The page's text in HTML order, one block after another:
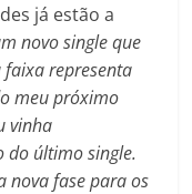
já estão a
novo single que
faixa representa
meu próximo
vinha
do último single.
nova fase para os